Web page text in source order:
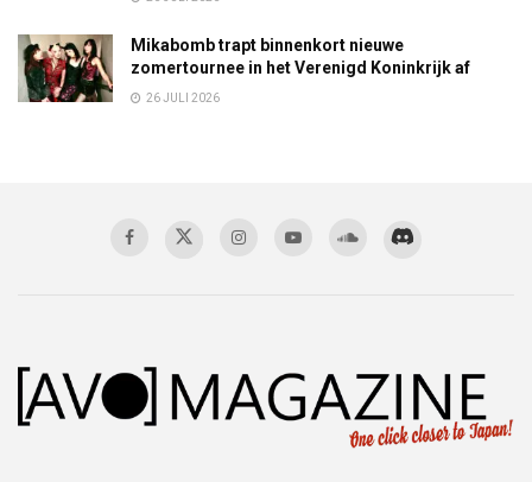
Mikabomb trapt binnenkort nieuwe
zomertournee in het Verenigd Koninkrijk af
26 JULI 2026